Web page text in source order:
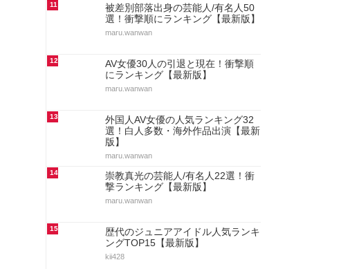
11
被差別部落出身の芸能人/有名人50
選！衝撃順にランキング【最新版】
maru.wanwan
12
AV女優30人の引退と現在！衝撃順
にランキング【最新版】
maru.wanwan
13
外国人AV女優の人気ランキング32
選！白人多数・海外作品出演【最新
版】
maru.wanwan
14
崇教真光の芸能人/有名人22選！衝
撃ランキング【最新版】
maru.wanwan
15
歴代のジュニアアイドル人気ランキ
ングTOP15【最新版】
kii428